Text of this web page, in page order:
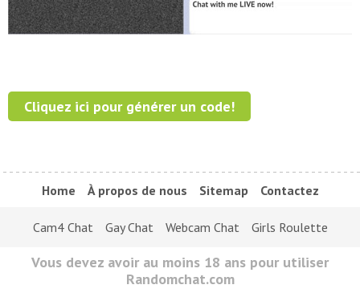
Cliquez ici pour générer un code!
Home À propos de nous Sitemap Contactez
Cam4 Chat Gay Chat Webcam Chat Girls Roulette
Vous devez avoir au moins 18 ans pour utiliser
Randomchat.com